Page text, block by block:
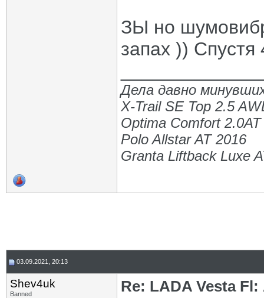
ЗЫ но
запах )) Спустя
Дела давно
X-Trail SE Top 2.5
Optima Comfort
Polo Allstar AT 2016
Granta Liftback Luxe
03.09.2021, 20:13
Shev4uk
Banned
Re: LADA Vesta